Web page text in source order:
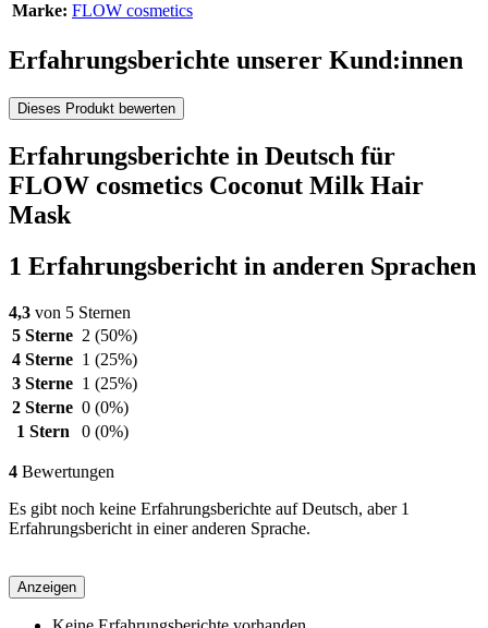
Marke: FLOW cosmetics
Erfahrungsberichte unserer Kund:innen
Dieses Produkt bewerten
Erfahrungsberichte in Deutsch für
FLOW cosmetics Coconut Milk Hair
Mask
1 Erfahrungsbericht in anderen Sprachen
4,3 von 5 Sternen
5 Sterne 2 (50%)
4 Sterne 1 (25%)
3 Sterne 1 (25%)
2 Sterne 0 (0%)
1 Stern
0 (0%)
4 Bewertungen
Es gibt noch keine Erfahrungsberichte auf Deutsch, aber 1
Erfahrungsbericht in einer anderen Sprache.
Anzeigen